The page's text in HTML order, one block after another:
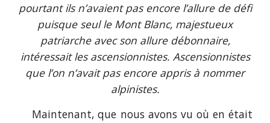
pourtant ils n’avaient pas encore l’allure de défi
puisque seul le Mont Blanc, majestueux
patriarche avec son allure débonnaire,
intéressait les ascensionnistes. Ascensionnistes
que l’on n’avait pas encore appris à nommer
alpinistes.
Maintenant, que nous avons vu où en était